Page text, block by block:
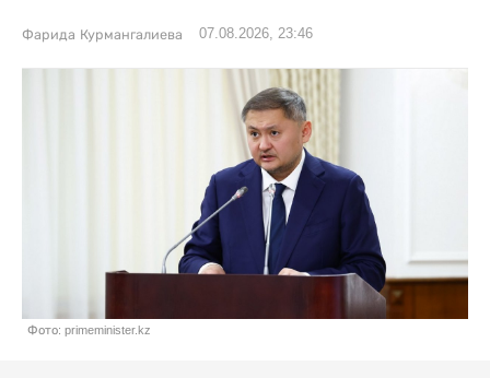
Фарида Курмангалиева 07.08.2026, 23:46
Фото: primeminister.kz